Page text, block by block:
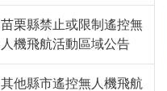
苗栗縣禁止或限制遙控無
人機飛航活動區域公告
其他縣市遙控無人機飛航